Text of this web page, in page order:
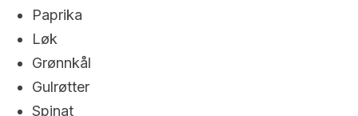
Paprika
Løk
Grønnkål
Gulrøtter
Spinat